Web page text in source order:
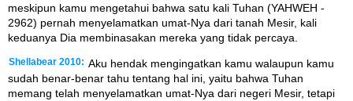
meskipun kamu mengetahui bahwa satu kali Tuhan (YAHWEH -
2962) pernah menyelamatkan umat-Nya dari tanah Mesir, kali
keduanya Dia membinasakan mereka yang tidak percaya.
Shellabear 2010: Aku hendak mengingatkan kamu walaupun kamu
sudah benar-benar tahu tentang hal ini, yaitu bahwa Tuhan
memang telah menyelamatkan umat-Nya dari negeri Mesir, tetapi